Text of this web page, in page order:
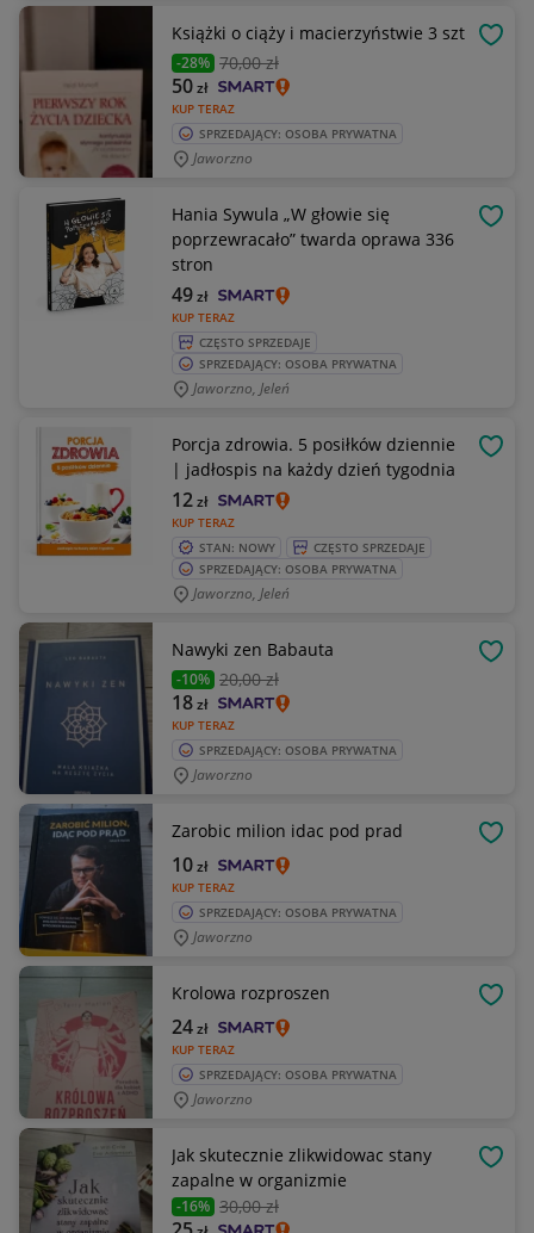
Książki o ciąży i macierzyństwie 3 szt
-28% 70,00 zł
KUP TERAZ
50zł
SPRZEDAJĄCY: OSOBA PRYWATNA
Jaworzno
Hania Sywula „W głowie się
poprzewracało” twarda oprawa 336
stron
KUP TERAZ
49zł
CZĘSTO SPRZEDAJE
SPRZEDAJĄCY: OSOBA PRYWATNA
Jaworzno, Jeleń
Porcja zdrowia. 5 posiłków dziennie
| jadłospis na każdy dzień tygodnia
KUP TERAZ
12zł
STAN: NOWY
CZĘSTO SPRZEDAJE
SPRZEDAJĄCY: OSOBA PRYWATNA
Jaworzno, Jeleń
Nawyki zen Babauta
-10% 20,00 zł
KUP TERAZ
18zł
SPRZEDAJĄCY: OSOBA PRYWATNA
Jaworzno
Zarobic milion idac pod prad
KUP TERAZ
10zł
SPRZEDAJĄCY: OSOBA PRYWATNA
Jaworzno
Krolowa rozproszen
KUP TERAZ
24zł
SPRZEDAJĄCY: OSOBA PRYWATNA
Jaworzno
Jak skutecznie zlikwidowac stany
zapalne w organizmie
-16% 30,00 zł